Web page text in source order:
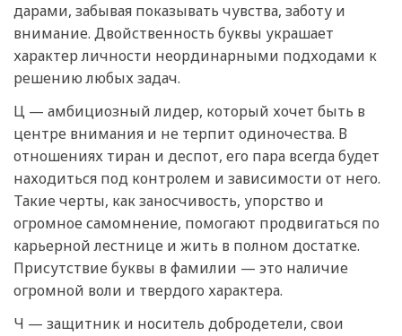
дарами, забывая показывать чувства, заботу и
внимание. Двойственность буквы украшает
характер личности неординарными подходами к
решению любых задач.
Ц — амбициозный лидер, который хочет быть в
центре внимания и не терпит одиночества. В
отношениях тиран и деспот, его пара всегда будет
находиться под контролем и зависимости от него.
Такие черты, как заносчивость, упорство и
огромное самомнение, помогают продвигаться по
карьерной лестнице и жить в полном достатке.
Присутствие буквы в фамилии — это наличие
огромной воли и твердого характера.
Ч — защитник и носитель добродетели, свои